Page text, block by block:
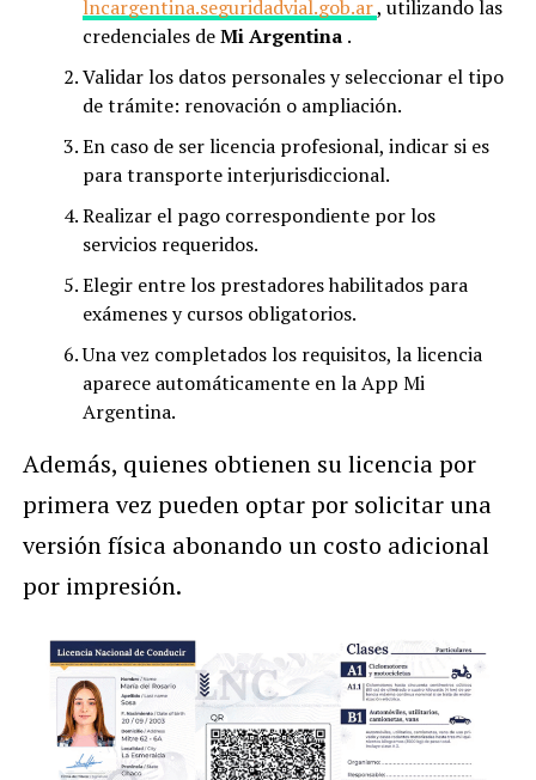
lncargentina.seguridadvial.gob.ar, utilizando las
credenciales deMi Argentina .
Validar los datos personales y seleccionar el tipo
de trámite: renovación o ampliación.
En caso de ser licencia profesional, indicar si es
para transporte interjurisdiccional.
Realizar el pago correspondiente por los
servicios requeridos.
Elegir entre los prestadores habilitados para
exámenes y cursos obligatorios.
Una vez completados los requisitos, la licencia
aparece automáticamente en la App Mi
Argentina.
Además, quienes obtienen su licencia por
primera vez pueden optar por solicitar una
versión física abonando un costo adicional
por impresión.